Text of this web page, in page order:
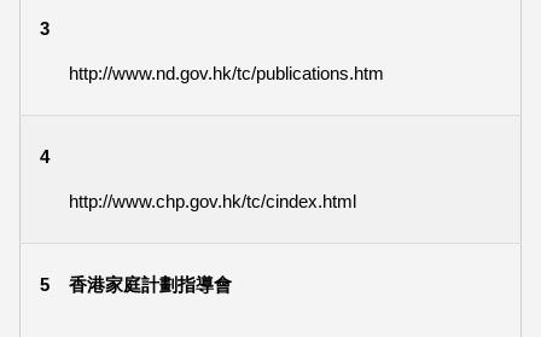
3
http://www.nd.gov.hk/tc/publications.htm
4
http://www.chp.gov.hk/tc/cindex.html
5 香港家庭計劃指導會